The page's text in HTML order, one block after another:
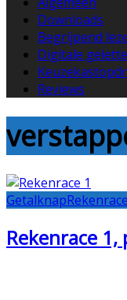
Downloads
Begrijpend
Digitale
Reviews
GetalknapRekenrace
Rekenrace